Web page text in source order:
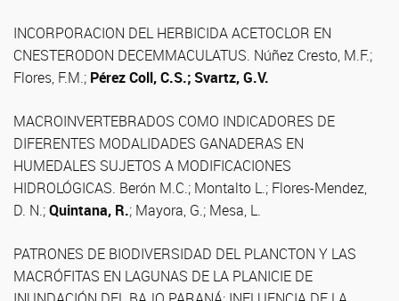
INCORPORACION DEL HERBICIDA ACETOCLOR EN
CNESTERODON DECEMMACULATUS. Núñez Cresto, M.F.;
Flores, F.M.; Pérez Coll, C.S.; Svartz, G.V.
MACROINVERTEBRADOS COMO INDICADORES DE
DIFERENTES MODALIDADES GANADERAS EN
HUMEDALES SUJETOS A MODIFICACIONES
HIDROLÓGICAS. Berón M.C.; Montalto L.; Flores-Mendez,
D. N.;Quintana, R.; Mayora, G.; Mesa, L.
PATRONES DE BIODIVERSIDAD DEL PLANCTON Y LAS
MACRÓFITAS EN LAGUNAS DE LA PLANICIE DE